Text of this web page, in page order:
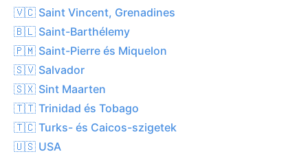
🇻🇨 Saint Vincent, Grenadines
🇧🇱 Saint-Barthélemy
🇵🇲 Saint-Pierre és Miquelon
🇸🇻 Salvador
🇸🇽 Sint Maarten
🇹🇹 Trinidad és Tobago
🇹🇨 Turks- és Caicos-szigetek
🇺🇸 USA